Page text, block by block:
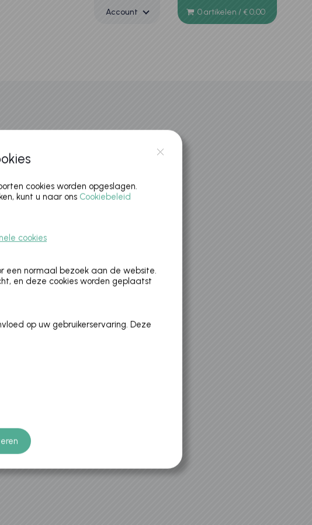
Account 0 artikelen /€ 0,00
cookies worden opgeslagen.
kunt u naar ons Cookiebeleid
cookies
een normaal bezoek aan de website.
en deze cookies worden geplaatst
op uw gebruikerservaring. Deze